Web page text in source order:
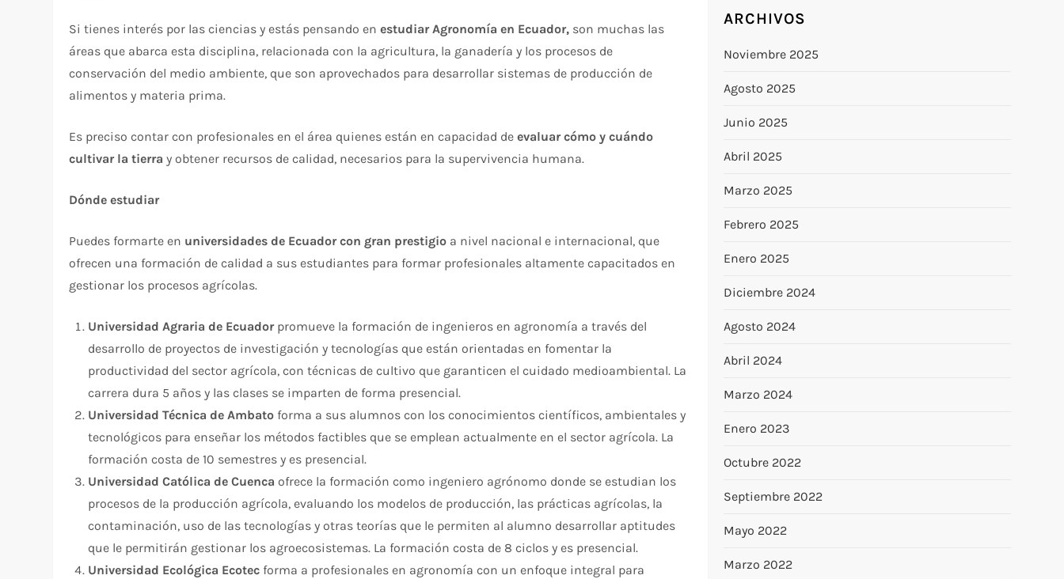
Si tienes interés por las ciencias y estás pensando enestudiar Agronomía en Ecuador, son muchas las
áreas que abarca esta disciplina, relacionada con la agricultura, la ganadería y los procesos de
conservación del medio ambiente, que son aprovechados para desarrollar sistemas de producción de
alimentos y materia prima.
Es preciso contar con profesionales en el área quienes están en capacidad deevaluar cómo y cuándo
cultivar la tierra y obtener recursos de calidad, necesarios para la supervivencia humana.
Dónde estudiar
Puedes formarte en universidades de Ecuador con gran prestigio a nivel nacional e internacional, que
ofrecen una formación de calidad a sus estudiantes para formar profesionales altamente capacitados en
gestionar los procesos agrícolas.
Universidad Agraria de Ecuador promueve la formación de ingenieros en agronomía a través del
desarrollo de proyectos de investigación y tecnologías que están orientadas en fomentar la
productividad del sector agrícola, con técnicas de cultivo que garanticen el cuidado medioambiental. La
carrera dura 5 años y las clases se imparten de forma presencial.
Universidad Técnica de Ambatoforma a sus alumnos con los conocimientos científicos, ambientales y
tecnológicos para enseñar los métodos factibles que se emplean actualmente en el sector agrícola. La
formación costa de 10 semestres y es presencial.
Universidad Católica de Cuencaofrece la formación como ingeniero agrónomo donde se estudian los
procesos de la producción agrícola, evaluando los modelos de producción, las prácticas agrícolas, la
contaminación, uso de las tecnologías y otras teorías que le permiten al alumno desarrollar aptitudes
que le permitirán gestionar los agroecosistemas. La formación costa de 8 ciclos y es presencial.
Universidad Ecológica Ecotecforma a profesionales en agronomía con un enfoque integral para
ARCHIVOS
Noviembre 2025
Agosto 2025
Junio 2025
Abril 2025
Marzo 2025
Febrero 2025
Enero 2025
Diciembre 2024
Agosto 2024
Abril 2024
Marzo 2024
Enero 2023
Octubre 2022
Septiembre 2022
Mayo 2022
Marzo 2022